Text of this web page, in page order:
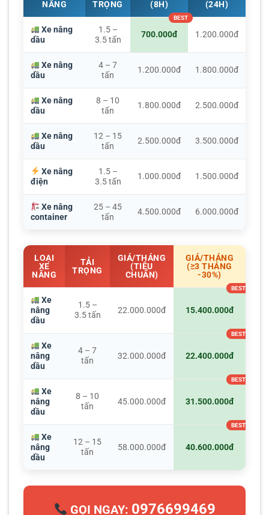
NÂNG
TRỌNG
(8H)
(24H)
Xe nâng
dầu
1.5 –
3.5 tấn
700.000đ 1.200.000đ
Xe nâng
dầu
4 – 7
tấn
1.200.000đ 1.800.000đ
Xe nâng
dầu
8 – 10
tấn
1.800.000đ 2.500.000đ
Xe nâng
dầu
12 – 15
tấn
2.500.000đ 3.500.000đ
Xe nâng
điện
1.5 –
3.5 tấn
1.000.000đ 1.500.000đ
Xe nâng
container
25 – 45
tấn
4.500.000đ 6.000.000đ
LOẠI
XE
NÂNG
TẢI
TRỌNG
GIÁ/THÁNG
(TIÊU
CHUẨN)
GIÁ/THÁNG
(≥3 THÁNG
-30%)
Xe
nâng
dầu
1.5 –
3.5 tấn
22.000.000đ 15.400.000đ
Xe
nâng
dầu
4 – 7
tấn
32.000.000đ 22.400.000đ
Xe
nâng
dầu
8 – 10
tấn
45.000.000đ 31.500.000đ
Xe
nâng
dầu
12 – 15
tấn
58.000.000đ 40.600.000đ
GỌI NGAY: 0976699469